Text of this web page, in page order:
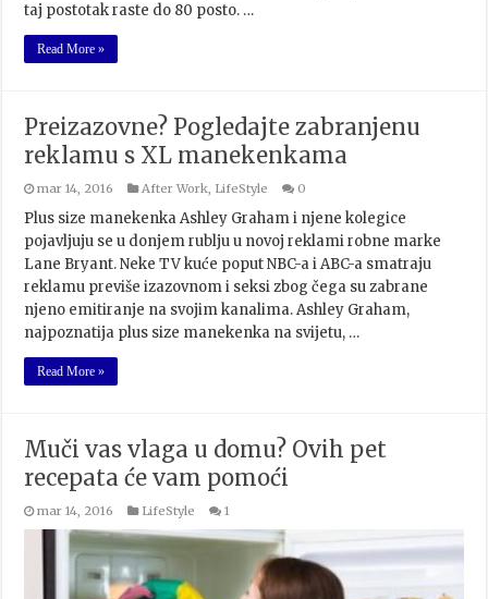
taj postotak raste do 80 posto. …
Read More »
Preizazovne? Pogledajte zabranjenu
reklamu s XL manekenkama
mar 14, 2016 After Work, LifeStyle 0
Plus size manekenka Ashley Graham i njene kolegice
pojavljuju se u donjem rublju u novoj reklami robne marke
Lane Bryant. Neke TV kuće poput NBC-a i ABC-a smatraju
reklamu previše izazovnom i seksi zbog čega su zabrane
njeno emitiranje na svojim kanalima. Ashley Graham,
najpoznatija plus size manekenka na svijetu, …
Read More »
Muči vas vlaga u domu? Ovih pet
recepata će vam pomoći
mar 14, 2016 LifeStyle 1